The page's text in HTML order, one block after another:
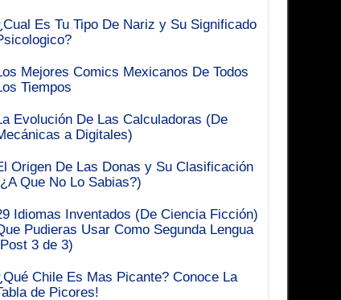
Es Tu Tipo De Nariz y Su Significado
Mejores Comics Mexicanos De Todos
Tiempos
Evolución De Las Calculadoras (De
a Digitales)
Origen De Las Donas y Su Clasificación
Que No Lo Sabias?)
Idiomas Inventados (De Ciencia Ficción)
Pudieras Usar Como Segunda Lengua
3 de 3)
Chile Es Mas Picante? Conoce La
de Picores!